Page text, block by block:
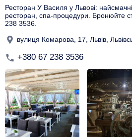
Ресторан У Василя у Львові:
ресторан, спа-процедури. Бронюйте
238 3536.
вулиця Комарова, 17, Львів,
+380 67 238 3536